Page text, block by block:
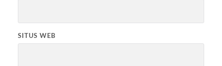
SITUS WEB